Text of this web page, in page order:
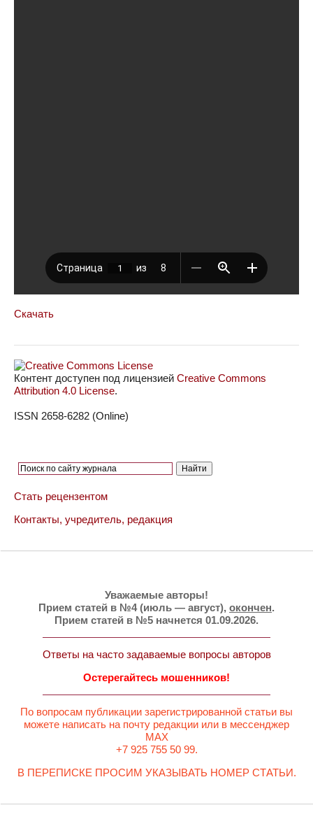
Скачать
Контент доступен под лицензией Creative Commons
Attribution 4.0 License.
ISSN 2658-6282 (Online)
Стать рецензентом
Контакты, учредитель, редакция
Уважаемые авторы!
Прием статей в №4 (июль — август), окончен.
Прием статей в №5 начнется 01.09.2026.
Ответы на часто задаваемые вопросы авторов
Остерегайтесь мошенников!
По вопросам публикации зарегистрированной статьи вы
можете написать на почту редакции или в мессенджер
MAX
+7 925 755 50 99.
В ПЕРЕПИСКЕ ПРОСИМ УКАЗЫВАТЬ НОМЕР СТАТЬИ.